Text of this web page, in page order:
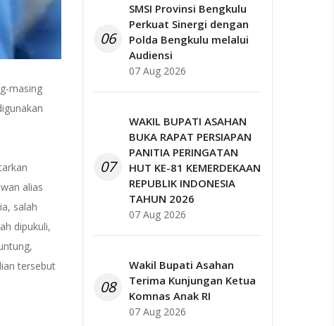
masing
alias
salah
dipukuli,
tersebut
06
SMSI Provinsi Bengkulu
Perkuat Sinergi dengan
Polda Bengkulu melalui
Audiensi
07 Aug 2026
07
WAKIL BUPATI ASAHAN
BUKA RAPAT PERSIAPAN
PANITIA PERINGATAN
HUT KE-81 KEMERDEKAAN
REPUBLIK INDONESIA
TAHUN 2026
07 Aug 2026
08
Wakil Bupati Asahan
Terima Kunjungan Ketua
Komnas Anak RI
07 Aug 2026